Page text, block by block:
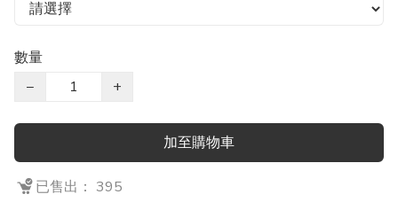
數量
−
+
加至購物車
已售出： 395